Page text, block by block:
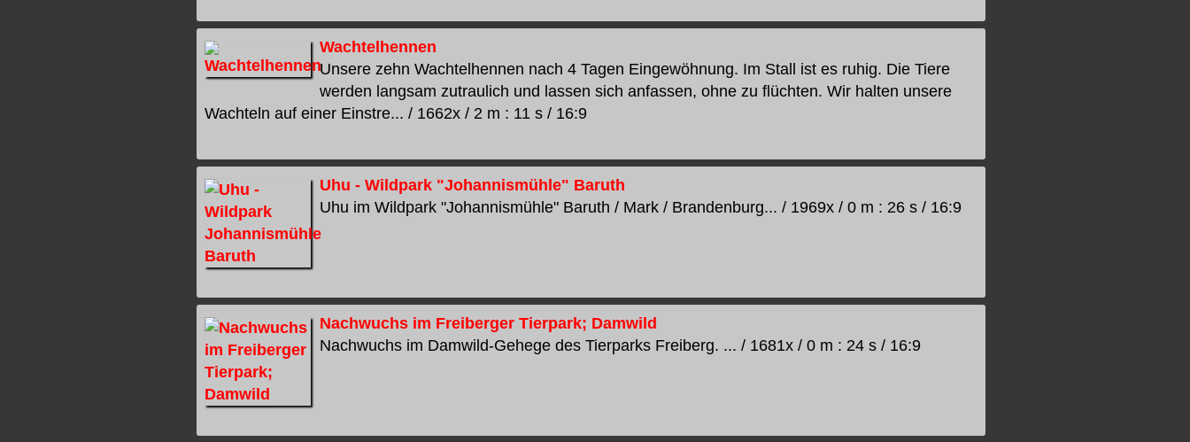
Wachtelhennen
Unsere zehn Wachtelhennen nach 4 Tagen Eingewöhnung. Im Stall ist es ruhig. Die Tiere
werden langsam zutraulich und lassen sich anfassen, ohne zu flüchten. Wir halten unsere
Wachteln auf einer Einstre... / 1662x / 2 m : 11 s / 16:9
Uhu - Wildpark "Johannismühle" Baruth
Uhu im Wildpark "Johannismühle" Baruth / Mark / Brandenburg... / 1969x / 0 m : 26 s / 16:9
Nachwuchs im Freiberger Tierpark; Damwild
Nachwuchs im Damwild-Gehege des Tierparks Freiberg. ... / 1681x / 0 m : 24 s / 16:9